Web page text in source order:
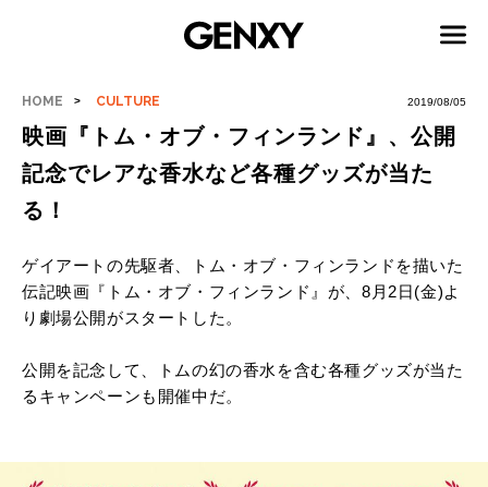
HOME CULTURE 2019/08/05
映画『トム・オブ・フィンランド』、公開
記念でレアな香水など各種グッズが当た
る！
ゲイアートの先駆者、トム・オブ・フィンランドを描いた
伝記映画『トム・オブ・フィンランド』が、8月2日(金)よ
り劇場公開がスタートした。
公開を記念して、トムの幻の香水を含む各種グッズが当た
るキャンペーンも開催中だ。